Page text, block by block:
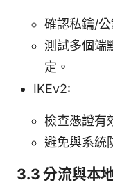
確認私鑰/公
測試多個端
定。
IKEv2:
檢查憑證有
避免與系統
3.3 分流與本